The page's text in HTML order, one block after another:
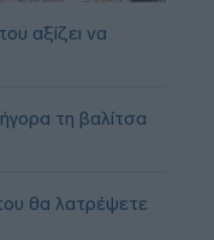
αξίζει να
τη βαλίτσα
θα λατρέψετε